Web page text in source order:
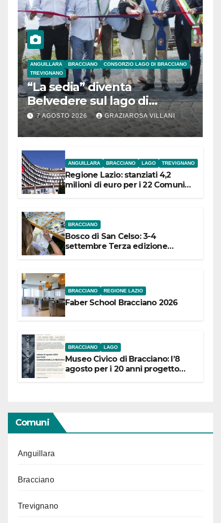
ANGUILLARA BRACCIANO
CONSORZIO LAGO DI BRACCIANO
TREVIGNANO
“La sedia” diventa
Belvedere sul lago di
Bracciano: ieri
l’inaugurazione
7 AGOSTO 2026 GRAZIAROSA VILLANI
ANGUILLARA BRACCIANO LAGO TREVIGNANO
Regione Lazio: stanziati 4,2
milioni di euro per i 22 Comuni
BRACCIANO
Bosco di San Celso: 3-4
settembre Terza edizione
BRACCIANO REGIONE LAZIO
Faber School Bracciano 2026
BRACCIANO LAGO
Museo Civico di Bracciano: l’8
agosto per i 20 anni progetto
Comuni
Anguillara
Bracciano
Trevignano